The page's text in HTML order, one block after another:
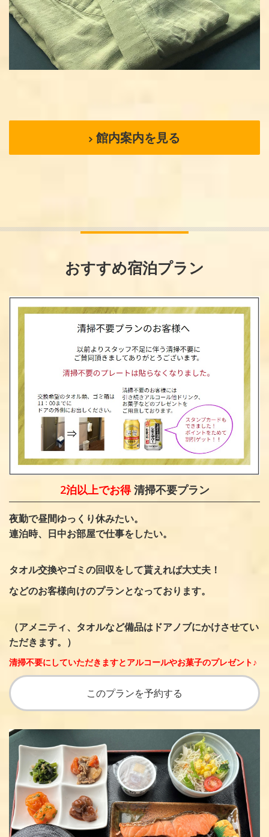
館内案内を見る
おすすめ宿泊プラン
2泊以上でお得清掃不要プラン
夜勤で昼間ゆっくり休みたい。
連泊時、日中お部屋で仕事をしたい。
タオル交換やゴミの回収をして貰えれば大丈夫！
などのお客様向けのプランとなっております。
（アメニティ、タオルなど備品はドアノブにかけさせてい
ただきます。）
清掃不要にしていただきますとアルコールやお菓子のプレゼント♪
このプランを予約する